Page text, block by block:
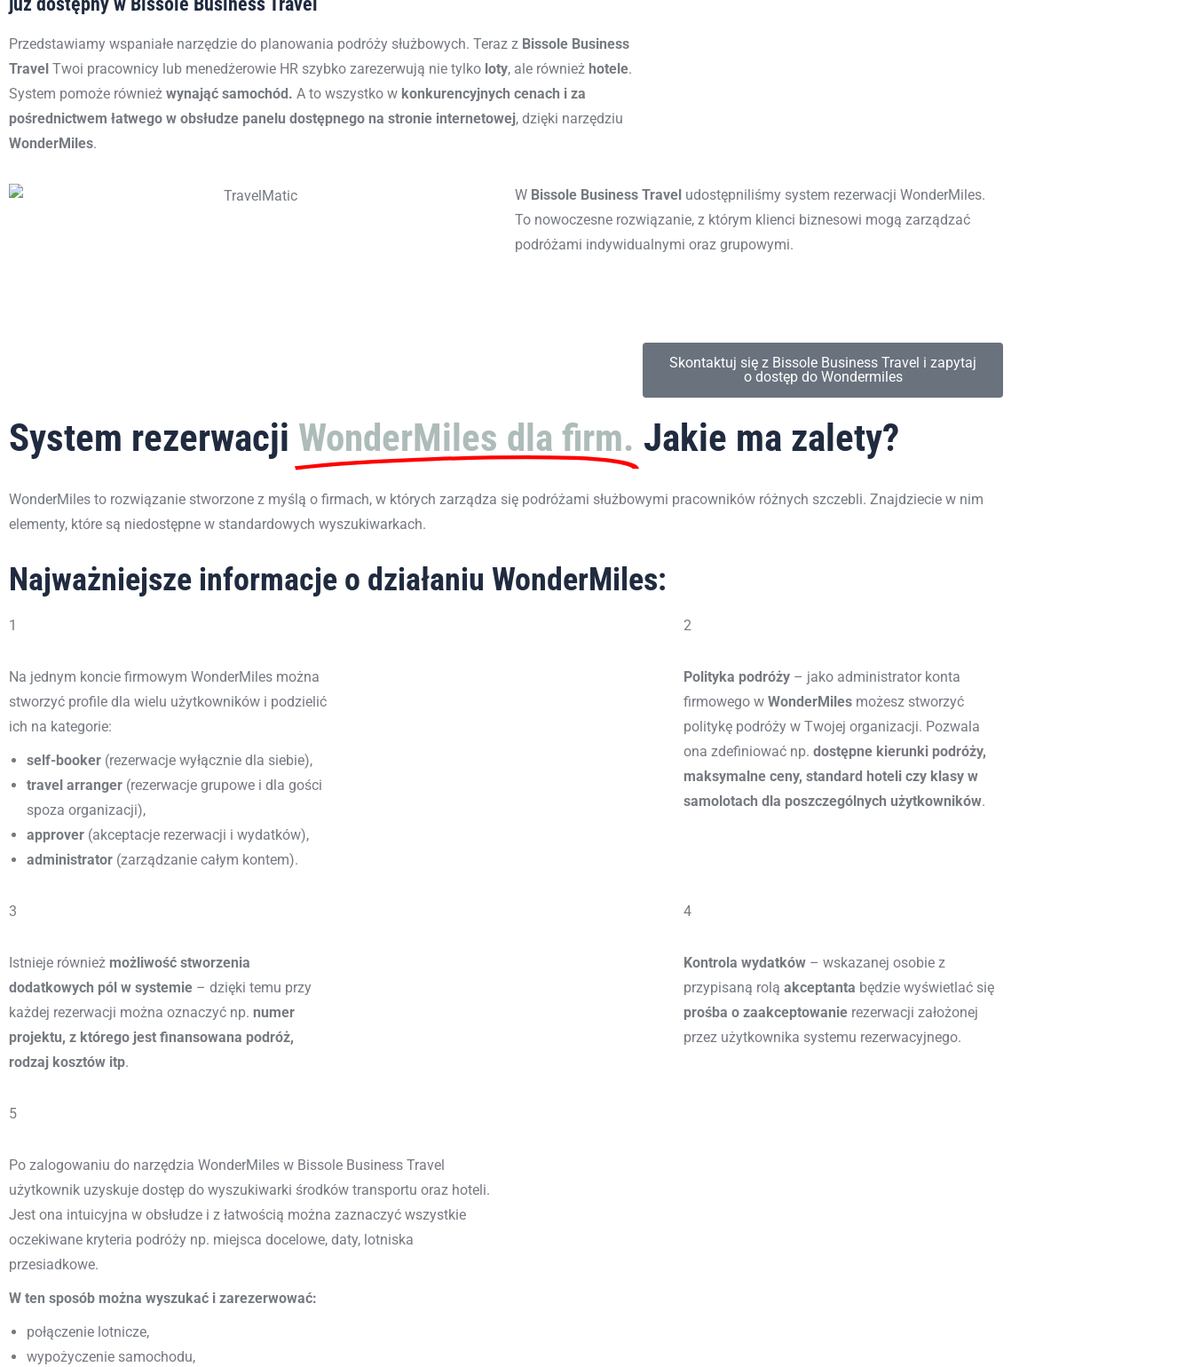
Przedstawiamy wspaniałe narzędzie do planowania podróży służbowych. Teraz z Bissole Business
Travel Twoi pracownicy lub menedżerowie HR szybko zarezerwują nie tylko loty, ale również hotele.
System pomoże również wynająć samochód. A to wszystko w konkurencyjnych cenach i za
pośrednictwem łatwego w obsłudze panelu dostępnego na stronie internetowej, dzięki narzędziu
WonderMiles.
W Bissole Business Travel udostępniliśmy system rezerwacji WonderMiles.
To nowoczesne rozwiązanie, z którym klienci biznesowi mogą zarządzać
podróżami indywidualnymi oraz grupowymi.
Skontaktuj się z Bissole Business Travel i zapytaj
o dostęp do Wondermiles
System rezerwacji WonderMiles dla firm. Jakie ma zalety?
WonderMiles to rozwiązanie stworzone z myślą o firmach, w których zarządza się podróżami służbowymi pracowników różnych szczebli. Znajdziecie w nim
elementy, które są niedostępne w standardowych wyszukiwarkach.
Najważniejsze informacje o działaniu WonderMiles:
1
Na jednym koncie firmowym WonderMiles można
stworzyć profile dla wielu użytkowników i podzielić
ich na kategorie:
self-booker (rezerwacje wyłącznie dla siebie),
travel arranger (rezerwacje grupowe i dla gości
spoza organizacji),
approver (akceptacje rezerwacji i wydatków),
administrator (zarządzanie całym kontem).
2
Polityka podróży– jako administrator konta
firmowego w WonderMiles możesz stworzyć
politykę podróżyw Twojej organizacji. Pozwala
ona zdefiniować np. dostępne kierunki podróży,
maksymalne ceny, standard hoteli czy klasy w
samolotach dla poszczególnych użytkowników.
3
Istnieje również możliwość stworzenia
dodatkowych pól w systemie – dzięki temu przy
każdej rezerwacji można oznaczyć np. numer
projektu, z którego jest finansowana podróż,
rodzaj kosztów itp.
4
Kontrola wydatków– wskazanej osobie z
przypisaną rolą akceptanta będzie wyświetlać się
prośba o zaakceptowanie rezerwacji założonej
przez użytkownika systemu rezerwacyjnego.
5
Po zalogowaniu do narzędzia WonderMiles w Bissole Business Travel
użytkownik uzyskuje dostęp do wyszukiwarki środków transportu oraz hoteli.
Jest ona intuicyjna w obsłudze i z łatwością można zaznaczyć wszystkie
oczekiwane kryteria podróży np. miejsca docelowe, daty, lotniska
przesiadkowe.
W ten sposób można wyszukać i zarezerwować:
połączenie lotnicze,
wypożyczenie samochodu,